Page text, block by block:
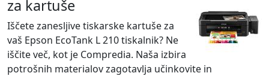
za kartuše
Iščete zanesljive tiskarske kartuše za
vaš Epson EcoTank L 210 tiskalnik? Ne
iščite več, kot je Compredia. Naša izbira
potrošnih materialov zagotavlja učinkovite in